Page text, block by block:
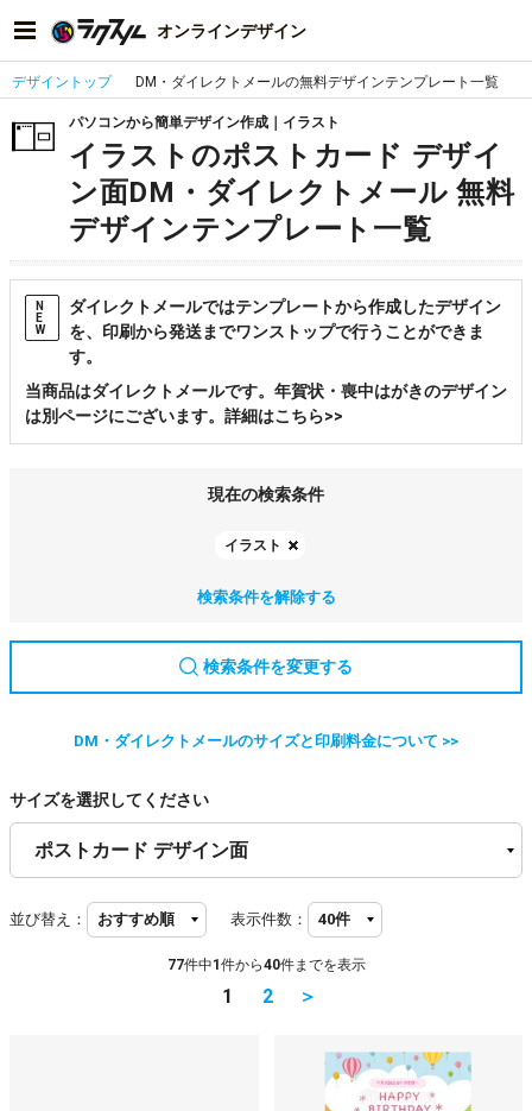
オンラインデザイン
デザイントップ DM・ダイレクトメールの無料デザインテンプレート一覧
パソコンから簡単デザイン作成｜イラスト
イラストのポストカード デザイ
ン面DM・ダイレクトメール 無料
デザインテンプレート一覧
N
E
W
ダイレクトメールではテンプレートから作成したデザイン
を、印刷から発送までワンストップで行うことができま
す。
当商品はダイレクトメールです。年賀状・喪中はがきのデザイン
は別ページにございます。詳細はこちら>>
現在の検索条件
イラスト
検索条件を解除する
検索条件を変更する
DM・ダイレクトメールのサイズと印刷料金について >>
サイズを選択してください
並び替え： 表示件数：
77件中1 件から40件までを表示
1 2 ＞